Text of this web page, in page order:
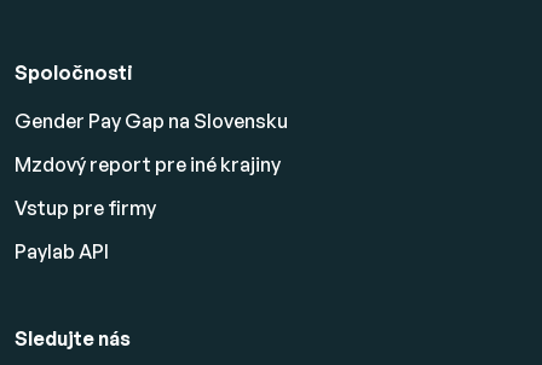
Spoločnosti
Gender Pay Gap na Slovensku
Mzdový report pre iné krajiny
Vstup pre firmy
Paylab API
Sledujte nás